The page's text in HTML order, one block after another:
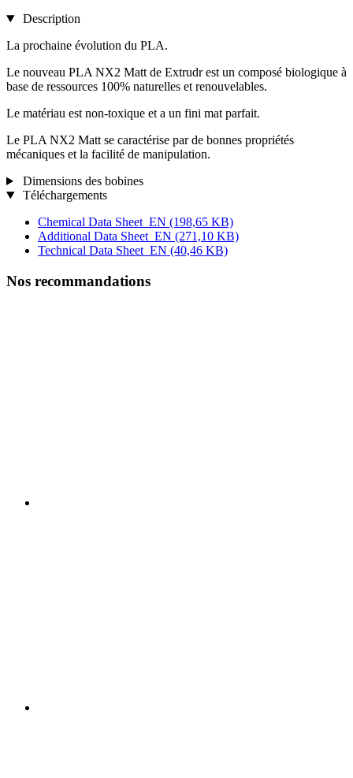
Description
La prochaine évolution du PLA.
Le nouveau PLA NX2 Matt de Extrudr est un composé biologique à
base de ressources 100% naturelles et renouvelables.
Le matériau est non-toxique et a un fini mat parfait.
Le PLA NX2 Matt se caractérise par de bonnes propriétés
mécaniques et la facilité de manipulation.
Dimensions des bobines
Téléchargements
Chemical Data Sheet_EN (198,65 KB)
Additional Data Sheet_EN (271,10 KB)
Technical Data Sheet_EN (40,46 KB)
Nos recommandations